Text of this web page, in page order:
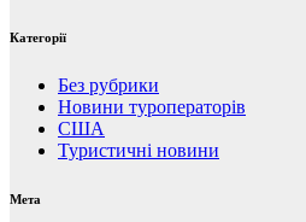
Категорії
Без рубрики
Новини туроператорів
США
Туристичні новини
Мета